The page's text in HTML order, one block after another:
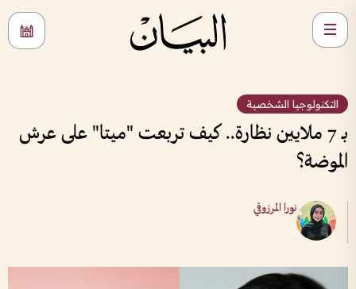
التكنولوجيا الشخصية
بـ 7 ملايين نظارة.. كيف تربعت "ميتا" على عرش
الموضة؟
نورا المرزوقي